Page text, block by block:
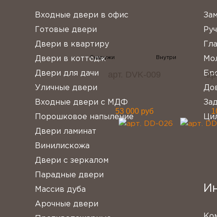
53 000 руб
Входные двери в офис
Готовые двери
Двери в квартиру
Двери в коттедж
Двери для дачи
Уличные двери
Входные двери с МДФ
Порошковое напыление
Двери ламинат
Винилискожа
Двери с зеркалом
Парадные двери
Массив дуба
Арочные двери